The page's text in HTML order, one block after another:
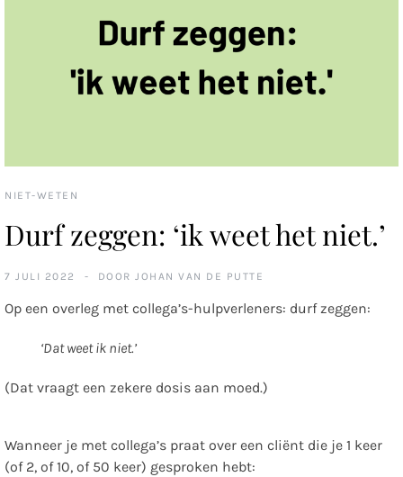
NIET-WETEN
Durf zeggen: ‘ik weet het niet.’
7 JULI 2022 DOOR JOHAN VAN DE PUTTE
Op een overleg met collega’s-hulpverleners: durf zeggen:
‘Dat weet ik niet.’
(Dat vraagt een zekere dosis aan moed.)
Wanneer je met collega’s praat over een cliënt die je 1 keer
(of 2, of 10, of 50 keer) gesproken hebt: